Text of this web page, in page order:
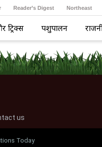
Reader’s Digest Northeast
ट्रिक्स पशुपालन
us
Today